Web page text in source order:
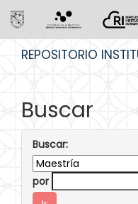
REPOSITORIO
Buscar
Buscar:
por